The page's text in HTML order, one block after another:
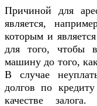
Причиной для
является,
которым и
для того, чтобы
машину до того,
В случае
долгов по
качестве